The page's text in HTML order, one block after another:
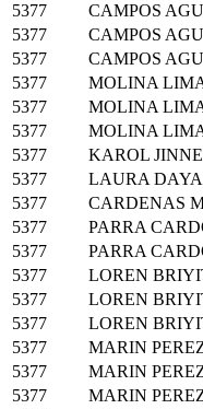
5377
CAMPOS
5377
CAMPOS
5377
CAMPOS
5377
MOLINA
5377
MOLINA
5377
MOLINA
5377
KAROL
5377
LAURA
5377
CARDENAS
5377
PARRA
5377
PARRA
5377
LOREN
5377
LOREN
5377
LOREN
5377
MARIN
5377
MARIN
5377
MARIN